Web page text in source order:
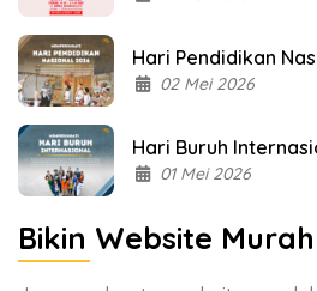
Hari Pendidikan
02 Mei 2026
Hari Buruh
01 Mei 2026
Bikin Website Murah